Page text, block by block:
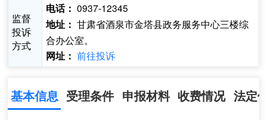
监督
投诉
方式
电话： 0937-12345
地址： 甘肃省酒泉市金塔县政务服务中心三楼综
合办公室。
网址： 前往投诉
基本信息 受理条件 申报材料 收费情况 法定